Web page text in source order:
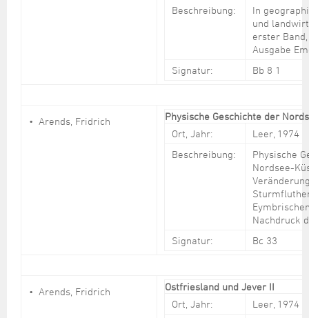
Beschreibung:
In
und
erster
Ausgabe
Signatur:
Bb 8 1
Arends, Fridrich
Physische Geschichte der
Ort, Jahr:
Leer, 1974
Beschreibung:
Physische
Nordsee-
Nachdruck
Signatur:
Bc 33
Arends, Fridrich
Ostfriesland und Jever II
Ort, Jahr:
Leer, 1974